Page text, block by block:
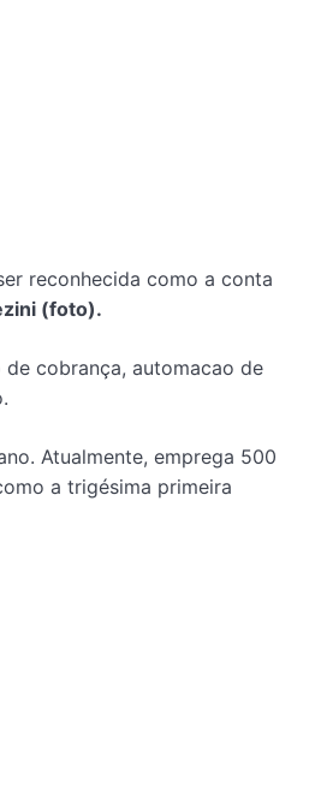
reconhecida como a conta
(foto).
cobrança, automacao de
Atualmente, emprega 500
a trigésima primeira